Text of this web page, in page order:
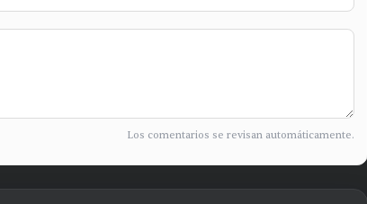
Los comentarios se revisan automáticamente.